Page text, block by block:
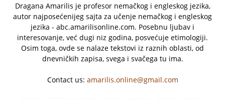
Dragana Amarilis je profesor nemačkog i engleskog jezika,
autor najposećenijeg sajta za učenje nemačkog i engleskog
jezika - abc.amarilisonline.com. Posebnu ljubav i
interesovanje, već dugi niz godina, posvećuje etimologiji.
Osim toga, ovde se nalaze tekstovi iz raznih oblasti, od
dnevničkih zapisa, svega i svačega tu ima.
Contact us: amarilis.online@gmail.com